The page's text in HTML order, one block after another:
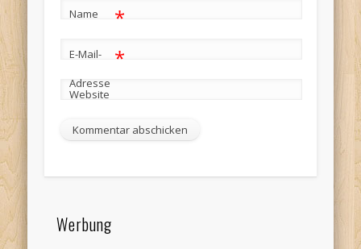
Name *
E-Mail-
Adresse
*
Website
Werbung